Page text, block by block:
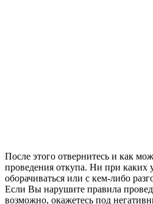
После этого отвернитесь и как
проведения откупа. Ни при каких
оборачиваться или с кем-либо
Если Вы нарушите правила
возможно, окажетесь под